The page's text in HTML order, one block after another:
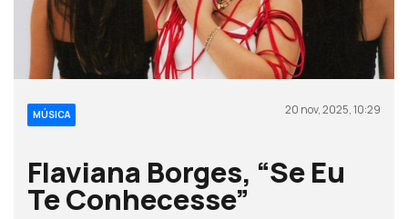
MÚSICA 20 nov, 2025, 10:29
Flaviana Borges, “Se Eu
Te Conhecesse”